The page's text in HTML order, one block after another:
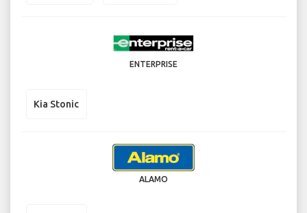
ENTERPRISE
Kia Stonic
ALAMO